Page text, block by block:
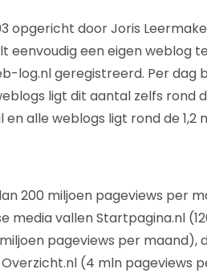
opgericht door Joris
eenvoudig een eigen weblog
log.nl geregistreerd. Per dag
ligt dit aantal zelfs rond
alle weblogs ligt rond de 1,2
200 miljoen pageviews per
media vallen Startpagina.nl
pageviews per maand),
(4 mln pageviews